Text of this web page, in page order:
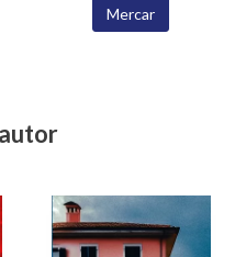
Mercar